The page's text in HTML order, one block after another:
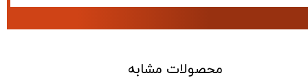
محصولات مشابه